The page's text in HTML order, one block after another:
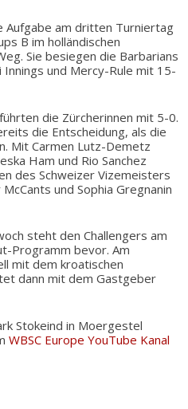
Aufgabe am dritten Turniertag
B im holländischen
Sie besiegen die Barbarians
und Mercy-Rule mit 15-
die Zürcherinnen mit 5-0.
die Entscheidung, als die
Mit Carmen Lutz-Demetz
Ham und Rio Sanchez
des Schweizer Vizemeisters
und Sophia Gregnanin
steht den Challengers am
Programm bevor. Am
mit dem kroatischen
dann mit dem Gastgeber
Stokeind in Moergestel
WBSC Europe YouTube Kanal